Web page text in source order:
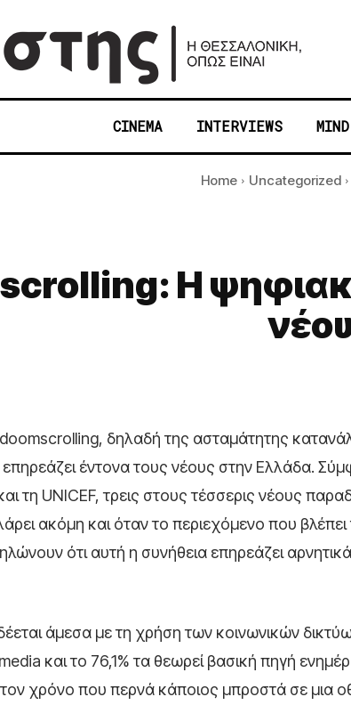
CINEMA INTERVIEWS
Home Uncategorized
Η
δηλαδή της ασταμάτητης
επηρεάζει έντονα τους νέους στην Ελλάδα.
τη UNICEF, τρεις στους τέσσερις νέους
ακόμη και όταν το περιεχόμενο που
ότι αυτή η συνήθεια επηρεάζει
άμεσα με τη χρήση των κοινωνικών
και το 76,1% τα θεωρεί βασική πηγή
χρόνο που περνά κάποιος μπροστά σε μια